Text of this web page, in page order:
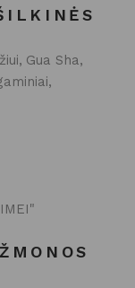
Gua Sha